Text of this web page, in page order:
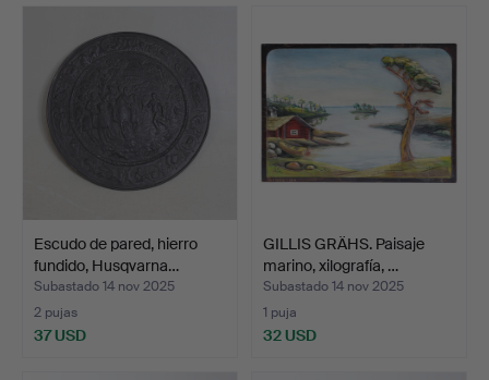
Escudo de pared, hierro
fundido, Husqvarna…
Subastado 14 nov 2025
2 pujas
37 USD
GILLIS GRÄHS. Paisaje
marino, xilografía, …
Subastado 14 nov 2025
1 puja
32 USD